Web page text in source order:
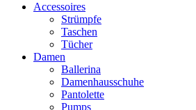
Accessoires
Strümpfe
Taschen
Tücher
Damen
Ballerina
Damenhausschuhe
Pantolette
Pumps